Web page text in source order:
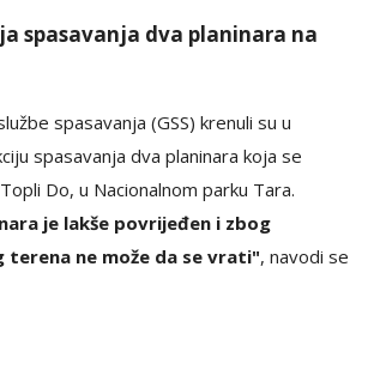
spasavanja dva planinara na
spasavanja (GSS) krenuli su u
spasavanja dva planinara koja se
Do, u Nacionalnom parku Tara.
je lakše povrijeđen i zbog
terena ne može da se vrati", navodi se